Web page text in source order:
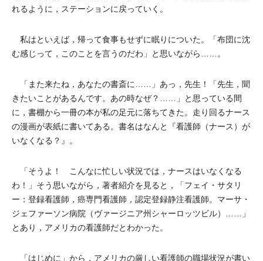
れるように，ステーションに戻っていく。
私はといえば，帰って食事もせずに眠りについた。「布団に沈
む感じって，このことを言うのだわ」と思いながら……。
「また来たね，あなたの書斎に……」あっ，先生！「先生，聞
きたいことがあるんです。あの時なぜ？……」と思っている間
に，書棚から一冊の本が私の足元に落ちてきた。走り回るナース
の漫画が表紙に書いてある。書名はなんと『看護師（ナース）が
いなくなる？』。
「そうよ！ こんなに忙しい状況では，ナースはいなくなる
わ！」そう思いながら，著者紹介を見ると，「フェイ・サタリ
ー：登録看護師，癌専門看護師，認定登録静注看護師。マーサ・
ジェファーソン病院（ヴァージニア州シャーロッツビル）……」
とあり，アメリカの看護師だとわかった。
「はじめに」から，アメリカの厳しい看護師の職場状況が書い